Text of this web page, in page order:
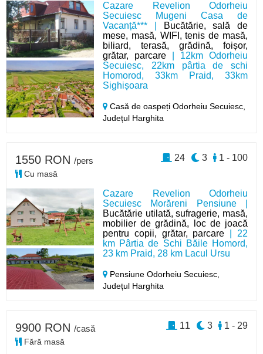
Cazare Revelion Odorheiu
Secuiesc Mugeni Casa de
Vacanță*** |
Bucătărie, sală de
mese, masă, WIFI, tenis de masă,
biliard, terasă, grădină, foișor,
grătar, parcare | 12km Odorheiu
Secuiesc, 22km pârtia de schi
Homorod, 33km Praid, 33km
Sighișoara
Casă de oaspeți Odorheiu Secuiesc,
Județul Harghita
Cazare Revelion Odorheiu
Secuiesc Morăreni Pensiune |
Bucătărie utilată, sufragerie, masă,
mobilier de grădină, loc de joacă
pentru copii, grătar, parcare | 22
km Pârtia de Schi Băile Homord,
23 km Praid, 28 km Lacul Ursu
Pensiune Odorheiu Secuiesc,
Județul Harghita
1550 RON /pers
Cu masă
1 - 100
3
24
9900 RON /casă
Fără masă
1 - 29
3
11